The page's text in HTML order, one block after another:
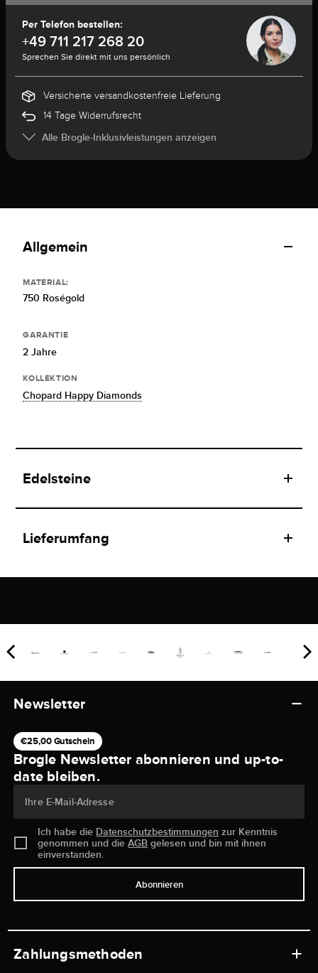
Per Telefon bestellen:
+49 711 217 268 20
Sprechen Sie direkt mit uns persönlich
Versicherte versandkostenfreie Lieferung
14 Tage Widerrufsrecht
Alle Brogle-Inklusivleistungen anzeigen
Allgemein
MATERIAL:
750 Roségold
GARANTIE
2 Jahre
KOLLEKTION
Chopard Happy Diamonds
Edelsteine
Lieferumfang
Newsletter
€25,00 Gutschein
Brogle Newsletter abonnieren und up-to-
date bleiben.
Ihre E-Mail-Adresse
Ich habe die Datenschutzbestimmungen zur Kenntnis
genommen und dieAGB gelesen und bin mit ihnen
einverstanden.
Abonnieren
Zahlungsmethoden